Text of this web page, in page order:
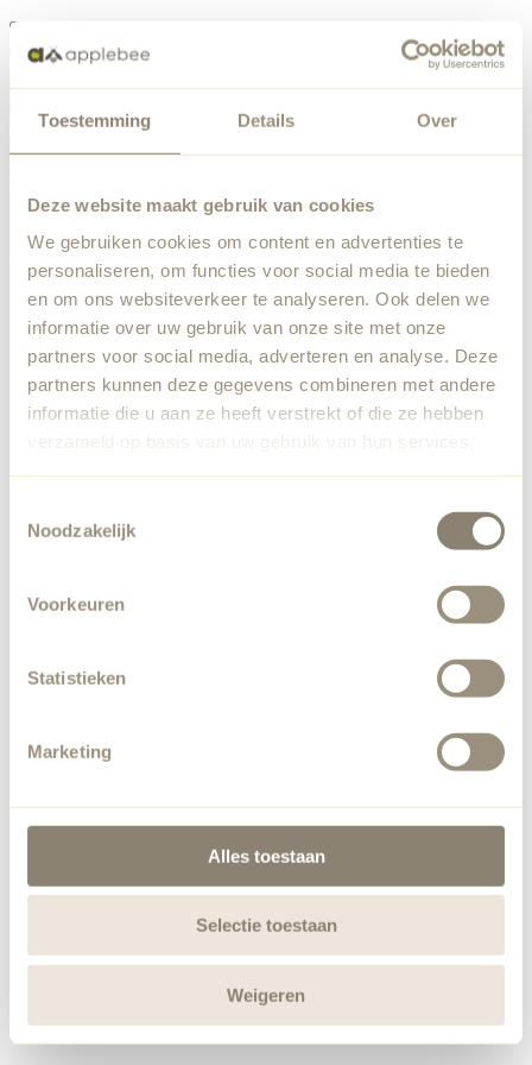
Toestemming Details Over
Deze website maakt gebruik van cookies
We gebruiken cookies om content en advertenties te
personaliseren, om functies voor social media te bieden
en om ons websiteverkeer te analyseren. Ook delen we
informatie over uw gebruik van onze site met onze
partners voor social media, adverteren en analyse. Deze
partners kunnen deze gegevens combineren met andere
informatie die u aan ze heeft verstrekt of die ze hebben
verzameld op basis van uw gebruik van hun services.
Noodzakelijk
Voorkeuren
Statistieken
Marketing
Alles toestaan
Selectie toestaan
Weigeren
Something went wrong
been notified.
Back to home